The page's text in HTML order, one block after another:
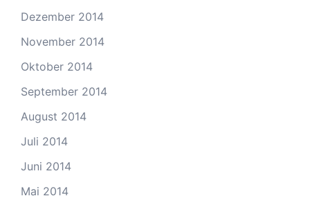
Dezember 2014
November 2014
Oktober 2014
September 2014
August 2014
Juli 2014
Juni 2014
Mai 2014